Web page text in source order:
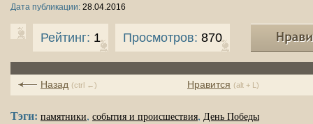
Дата публикации: 28.04.2016
Рейтинг: 1 Просмотров: 870
Нравится (alt + L)
Назад (ctrl ←)
Тэги: памятники, события и происшествия, День Победы